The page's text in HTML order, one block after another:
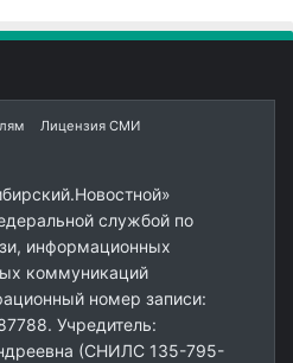
Лицензия СМИ
службой по
информационных
коммуникаций
номер записи:
Учредитель:
(СНИЛС 135-795-